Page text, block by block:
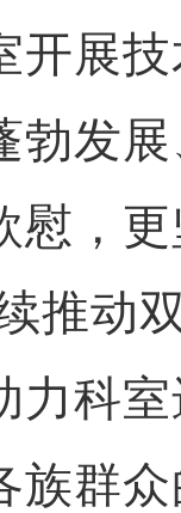
开展
勃发
慰，
推动
力科
族群